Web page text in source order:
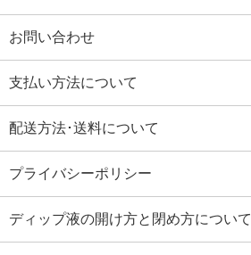
お問い合わせ
支払い方法について
配送方法･送料について
プライバシーポリシー
ディップ液の開け方と閉め方について